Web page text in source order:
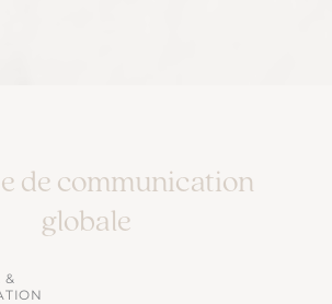
de communication
globale
&